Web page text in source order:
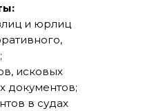
и юрлиц
исковых
документов;
в судах